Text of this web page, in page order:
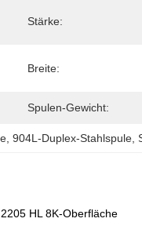
Stärke:
Breite:
Spulen-Gewicht:
, 904L-Duplex-Stahlspule ,
HL 8K-Oberfläche